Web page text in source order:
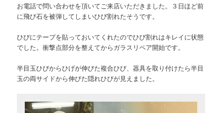
お電話で問い合わせを頂いてご来店いただきました。３日ほど前
に飛び石を被弾してしまいひび割れたそうです。
ひびにテープを貼っておいてくれたのでひび割れはキレイに状態
でした。衝撃点部分を整えてからガラスリペア開始です。
半目玉ひびからひげが伸びた複合ひび、器具を取り付けたら半目
玉の両サイドから伸びた隠れひびが見えました。